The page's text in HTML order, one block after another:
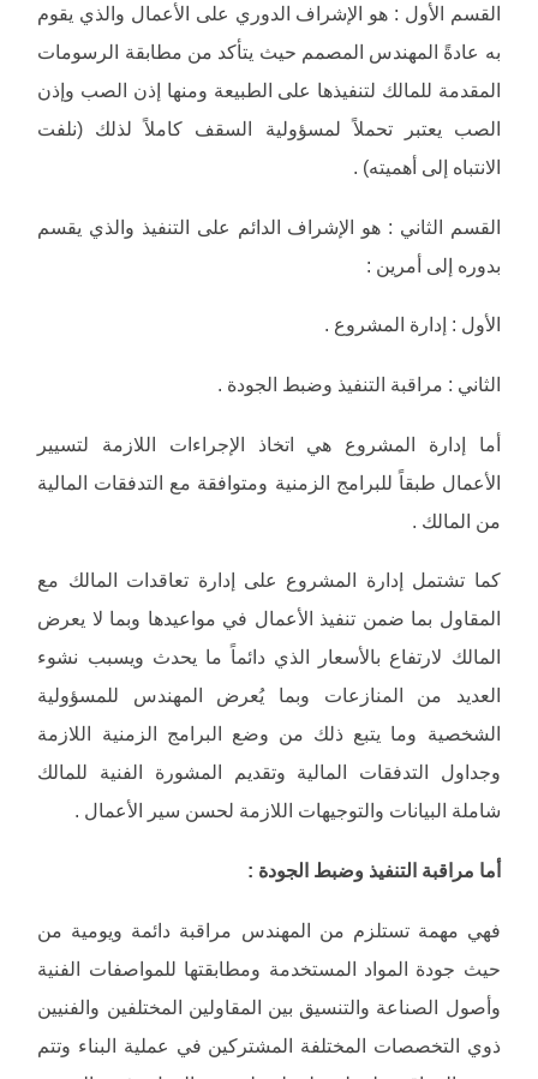
القسم الأول : هو الإشراف الدوري على الأعمال والذي يقوم
به عادةً المهندس المصمم حيث يتأكد من مطابقة الرسومات
المقدمة للمالك لتنفيذها على الطبيعة ومنها إذن الصب وإذن
الصب يعتبر تحملاً لمسؤولية السقف كاملاً لذلك (نلفت
الانتباه إلى أهميته) .
القسم الثاني : هو الإشراف الدائم على التنفيذ والذي يقسم
بدوره إلى أمرين :
الأول : إدارة المشروع .
الثاني : مراقبة التنفيذ وضبط الجودة .
أما إدارة المشروع هي اتخاذ الإجراءات اللازمة لتسيير
الأعمال طبقاً للبرامج الزمنية ومتوافقة مع التدفقات المالية
من المالك .
كما تشتمل إدارة المشروع على إدارة تعاقدات المالك مع
المقاول بما ضمن تنفيذ الأعمال في مواعيدها وبما لا يعرض
المالك لارتفاع بالأسعار الذي دائماً ما يحدث ويسبب نشوء
العديد من المنازعات وبما يُعرض المهندس للمسؤولية
الشخصية وما يتبع ذلك من وضع البرامج الزمنية اللازمة
وجداول التدفقات المالية وتقديم المشورة الفنية للمالك
شاملة البيانات والتوجيهات اللازمة لحسن سير الأعمال .
أما مراقبة التنفيذ وضبط الجودة :
فهي مهمة تستلزم من المهندس مراقبة دائمة ويومية من
حيث جودة المواد المستخدمة ومطابقتها للمواصفات الفنية
وأصول الصناعة والتنسيق بين المقاولين المختلفين والفنيين
ذوي التخصصات المختلفة المشتركين في عملية البناء وتتم